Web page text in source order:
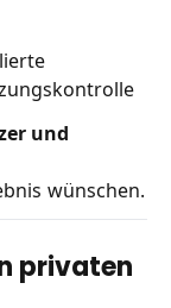
und
wünschen.
privaten